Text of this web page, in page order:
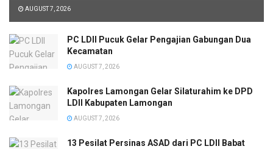
AUGUST 7, 2026
PC LDII Pucuk Gelar Pengajian Gabungan Dua
Kecamatan
AUGUST 7, 2026
Kapolres Lamongan Gelar Silaturahim ke DPD
LDII Kabupaten Lamongan
AUGUST 7, 2026
13 Pesilat Persinas ASAD dari PC LDII Babat